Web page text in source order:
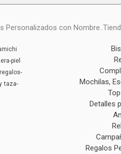
Personalizados con
piel
regalos-
taza-
Mochilas,
Detalles
Regalos